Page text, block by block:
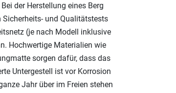
der Herstellung eines Berg
und Qualitätstests
(je nach Modell inklusive
Hochwertige Materialien wie
sorgen dafür, dass das
Untergestell ist vor Korrosion
Jahr über im Freien stehen